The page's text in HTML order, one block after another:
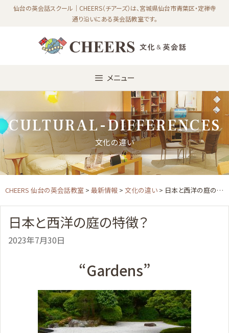
Skip仙台の英会話スクール｜CHEERS（チアーズ）は、宮城県仙台市青葉区・定禅寺
通り沿いにある英会話教室です。
メニュー
CULTURAL-DIFFERENCES
文化の違い
CHEERS 仙台の英会話教室 > 最新情報 > 文化の違い > 日本と西洋の庭の特徴？
日本と西洋の庭の特徴？
2023年7月30日
“Gardens”